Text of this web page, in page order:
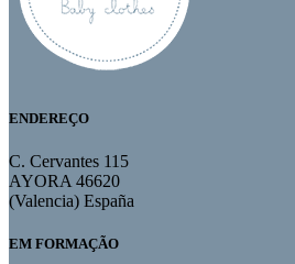
ENDEREÇO
C. Cervantes 115
AYORA 46620
(Valencia) España
EM FORMAÇÃO